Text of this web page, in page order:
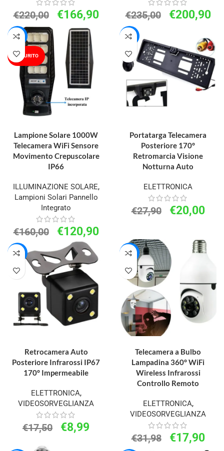
€220,00 €166,90 €235,00 €200,90
-24%
ESAURITO
Lampione Solare 1000W
Telecamera WiFi Sensore
Movimento Crepuscolare
IP66
ILLUMINAZIONE SOLARE,
Lampioni Solari Pannello
Integrato
€160,00 €120,90
-28%
Portatarga Telecamera
Posteriore 170°
Retromarcia Visione
Notturna Auto
ELETTRONICA
€27,90 €20,00
-49%
Retrocamera Auto
Posteriore Infrarossi IP67
170° Impermeabile
ELETTRONICA,
VIDEOSORVEGLIANZA
€17,50 €8,99
-44%
Telecamera a Bulbo
Lampadina 360° WiFi
Wireless Infrarossi
Controllo Remoto
ELETTRONICA,
VIDEOSORVEGLIANZA
€31,98 €17,90